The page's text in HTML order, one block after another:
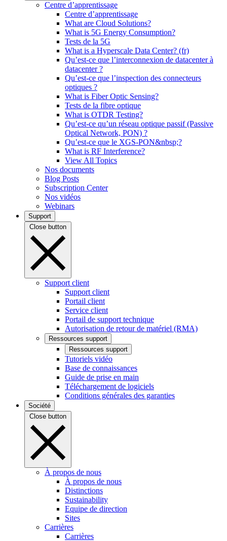
Centre d’apprentissage
Centre d’apprentissage
What are Cloud Solutions?
What is 5G Energy Consumption?
Tests de la 5G
What is a Hyperscale Data Center? (fr)
Qu’est-ce que l’interconnexion de datacenter à
datacenter ?
Qu’est-ce que l’inspection des connecteurs
optiques ?
What is Fiber Optic Sensing?
Tests de la fibre optique
What is OTDR Testing?
Qu’est-ce qu’un réseau optique passif (Passive
Optical Network, PON) ?
Qu’est-ce que le XGS-PON&nbsp;?
What is RF Interference?
View All Topics
Nos documents
Blog Posts
Subscription Center
Nos vidéos
Webinars
Support
Close button
Support client
Support client
Portail client
Service client
Portail de support technique
Autorisation de retour de matériel (RMA)
Ressources support
Ressources support
Tutoriels vidéo
Base de connaissances
Guide de prise en main
Téléchargement de logiciels
Conditions générales des garanties
Société
Close button
À propos de nous
À propos de nous
Distinctions
Sustainability
Equipe de direction
Sites
Carrières
Carrières